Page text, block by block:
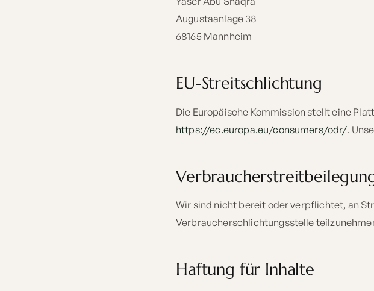
Augustaanlage 38
68165 Mannheim
EU-Streitschlichtung
Die Europäische Kommission stellt eine
https://ec.europa.eu/consumers/odr/.
Wir sind nicht bereit oder verpflichtet, an
Verbraucherschlichtungsstelle
Haftung für Inhalte